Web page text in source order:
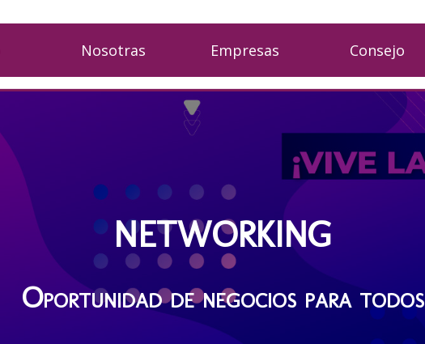
Nosotras Empresas Consejo
NETWORKING
Oportunidad de negocios para todos